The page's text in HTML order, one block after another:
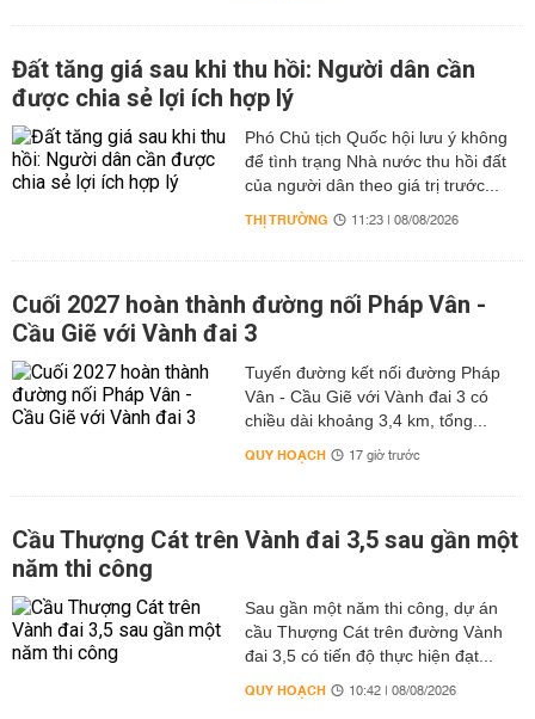
Đất tăng giá sau khi thu hồi: Người dân cần
được chia sẻ lợi ích hợp lý
Phó Chủ tịch Quốc hội lưu ý không
để tình trạng Nhà nước thu hồi đất
của người dân theo giá trị trước...
THỊ TRƯỜNG 11:23 | 08/08/2026
Cuối 2027 hoàn thành đường nối Pháp Vân -
Cầu Giẽ với Vành đai 3
Tuyến đường kết nối đường Pháp
Vân - Cầu Giẽ với Vành đai 3 có
chiều dài khoảng 3,4 km, tổng...
QUY HOẠCH 17 giờ trước
Cầu Thượng Cát trên Vành đai 3,5 sau gần một
năm thi công
Sau gần một năm thi công, dự án
cầu Thượng Cát trên đường Vành
đai 3,5 có tiến độ thực hiện đạt...
QUY HOẠCH 10:42 | 08/08/2026